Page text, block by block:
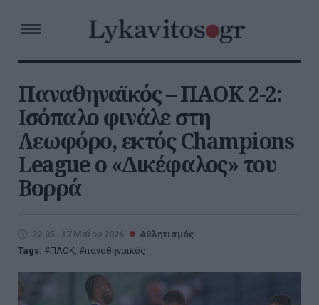
Παναθηναϊκός – ΠΑΟΚ 2-2:
Ισόπαλο φινάλε στη
Λεωφόρο, εκτός Champions
League ο «Δικέφαλος» του
Βορρά
22:05 | 17 Μαΐου 2026
Αθλητισμός
Tags:
ΠΑΟΚ, παναθηναικός